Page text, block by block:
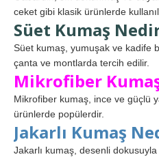
ceket gibi klasik ürünlerde
Süet Kumaş
Süet kumaş, yumuşak ve kadife
çanta ve montlarda tercih edilir.
Mikrofiber
Mikrofiber kumaş, ince ve güçlü
ürünlerde popülerdir.
Jakarlı Kumaş
Jakarlı kumaş, desenli